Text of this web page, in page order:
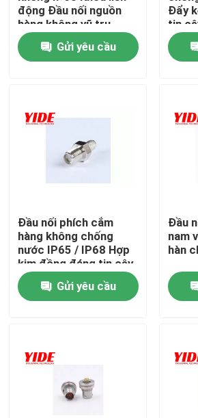
Nhà
Về chúng tôi
Sản phẩm
Đầu nối xe đạp điện tử
Đầu Nối Điện Xe Máy
Đầu nối ắc quy xe tay ga
động Đầu nối nguồn
hàng không vũ trụ
Gửi yêu cầu
Đẩy
tin
Đầu nối phích cắm
hàng không chống
nước IP65 / IP68 Hợp
kim đồng đáng tin cậy
Gửi yêu cầu
Đầu
nam
hàn